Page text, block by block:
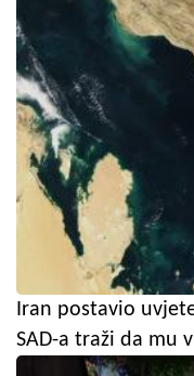
Iran postavio
SAD-a traži da mu